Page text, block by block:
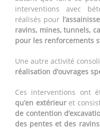
interventions avec
réalisés pour
ravins, mines, tunnels,
pour les renforcements
Une autre activité
réalisation d’ouvrages
Ces interventions ont
qu’en extérieur et
de contention
des pentes et des ravins